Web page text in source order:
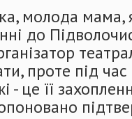
молода мама,
до
проте під
- це її